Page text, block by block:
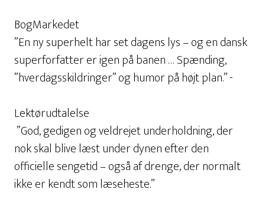
BogMarkedet
”En ny superhelt har set dagens lys – og en dansk
superforfatter er igen på banen … Spænding,
”hverdagsskildringer” og humor på højt plan.” -
Lektørudtalelse
”God, gedigen og veldrejet underholdning, der
nok skal blive læst under dynen efter den
officielle sengetid – også af drenge, der normalt
ikke er kendt som læseheste.”